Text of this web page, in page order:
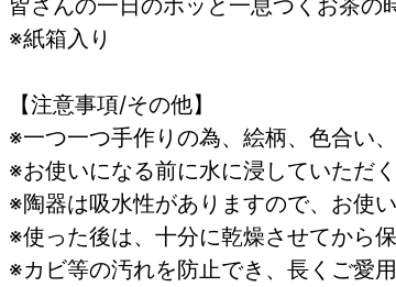
※紙箱入り
【注意事項/その他】
※一つ一つ手作りの為、絵柄、色合い
※お使いになる前に水に浸して
※陶器は吸水性がありますので、お使
※使った後は、十分に乾燥させてから
※カビ等の汚れを防